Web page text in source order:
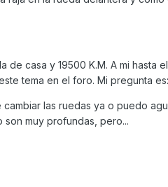
de casa y 19500 K.M. A mi hasta
tema en el foro. Mi pregunta es:
las ruedas ya o puedo
son muy profundas, pero...